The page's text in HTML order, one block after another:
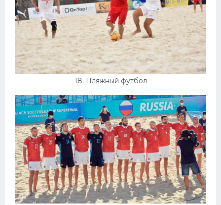
18. Пляжный футбол